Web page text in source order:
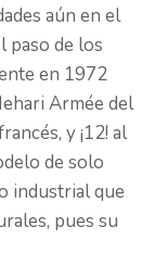
aún en el
paso de los
en 1972
Armée del
y ¡12! al
de solo
industrial que
pues su